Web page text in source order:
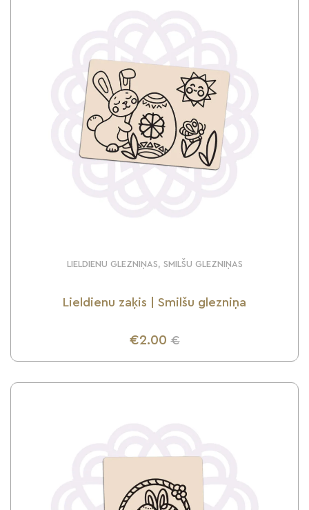
LIELDIENU GLEZNIŅAS, SMILŠU GLEZNIŅAS
Lieldienu zaķis | Smilšu glezniņa
€2.00 €
UZZINI VAIRĀK